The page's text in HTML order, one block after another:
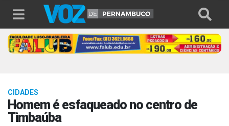
CIDADES
Homem é esfaqueado no centro de
Timbaúba